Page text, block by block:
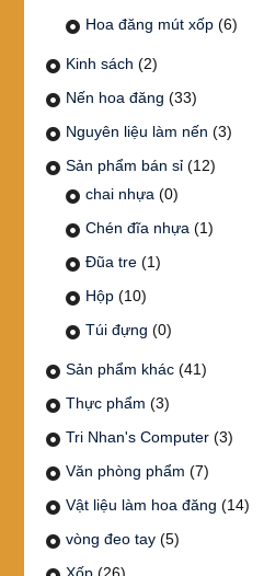
Hoa đăng mút xốp (6)
Kinh sách (2)
Nến hoa đăng (33)
Nguyên liệu làm nến (3)
Sản phẩm bán sỉ (12)
chai nhựa (0)
Chén đĩa nhựa (1)
Đũa tre (1)
Hộp (10)
Túi đựng (0)
Sản phẩm khác (41)
Thực phẩm (3)
Tri Nhan's Computer (3)
Văn phòng phẩm (7)
Vật liệu làm hoa đăng (14)
vòng đeo tay (5)